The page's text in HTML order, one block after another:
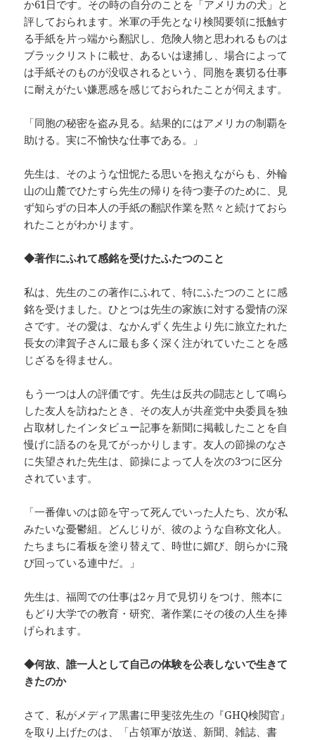
か61日です。その時の自分のことを「アメリカの犬」と
評しておられます。米軍の手先となり検閲要領に抵触す
る手紙を片っ端から翻訳し、危険人物と思われるものは
ブラックリストに載せ、あるいは逮捕し、場合によって
は手紙そのものが没収されるという、同胞を裏切る仕事
に耐えがたい嫌悪感を感じておられたことが伺えます。
「同胞の秘密を盗み見る。結果的にはアメリカの制覇を
助ける。実に不愉快な仕事である。」
先生は、そのような忸怩たる思いを抱えながらも、外輪
山の山麓でひたすら先生の帰りを待つ妻子のために、見
ず知らずの日本人の手紙の翻訳作業を黙々と続けておら
れたことがわかります。
◆著作にふれて感銘を受けたふたつのこと
私は、先生のこの著作にふれて、特にふたつのことに感
銘を受けました。ひとつは先生の家族に対する愛情の深
さです。その愛は、なかんずく先生より先に旅立たれた
長女の津賀子さんに最も多く深く注がれていたことを感
じざるを得ません。
もう一つは人の評価です。先生は反共の闘志として鳴ら
した友人を訪ねたとき、その友人が共産党中央委員を独
占取材したインタビュー記事を新聞に掲載したことを自
慢げに語るのを見てがっかりします。友人の節操のなさ
に失望された先生は、節操によって人を次の3つに区分
されています。
「一番偉いのは節を守って死んでいった人たち、次が私
みたいな憂鬱組。どんじりが、彼のような自称文化人。
たちまちに看板を塗り替えて、時世に媚び、朗らかに飛
び回っている連中だ。」
先生は、福岡での仕事は2ヶ月で見切りをつけ、熊本に
もどり大学での教育・研究、著作業にその後の人生を捧
げられます。
◆何故、誰一人として自己の体験を公表しないで生きて
きたのか
さて、私がメディア黒書に甲斐弦先生の『GHQ検閲官』
を取り上げたのは、「占領軍が放送、新聞、雑誌、書